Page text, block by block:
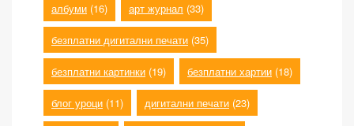
албуми (16) арт журнал (33)
безплатни дигитални печати (35)
безплатни картинки (19) безплатни хартии (18)
блог уроци (11) дигитални печати (23)